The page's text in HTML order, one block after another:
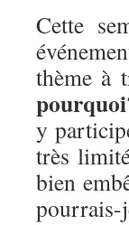
Cette
thème à
y
très
bien